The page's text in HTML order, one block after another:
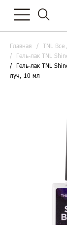
Главная TNL
Гель-лак TNL
Гель-лак TNL
луч, 10 мл